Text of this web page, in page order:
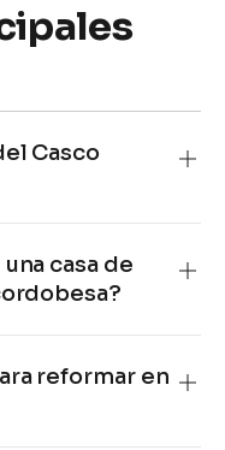
Casco
casa de
reformar en